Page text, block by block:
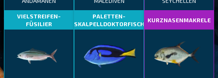
VIELSTREIFEN-
FÜSILIER
PALETTEN-
SKALPELLDOKTORFISCH
KURZNASENMAKRELE